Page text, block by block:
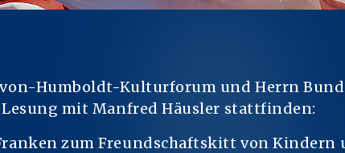
Humboldt-Kulturforum und Herrn
mit Manfred Häusler stattfinden:
zum Freundschaftskitt von Kindern